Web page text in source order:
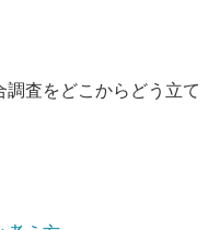
査をどこからどう立て